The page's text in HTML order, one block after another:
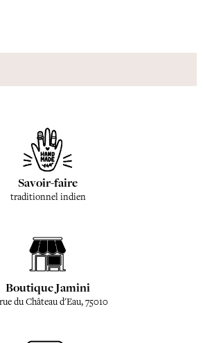
Savoir-faire
traditionnel indien
Boutique Jamini
du Château d'Eau, 75010